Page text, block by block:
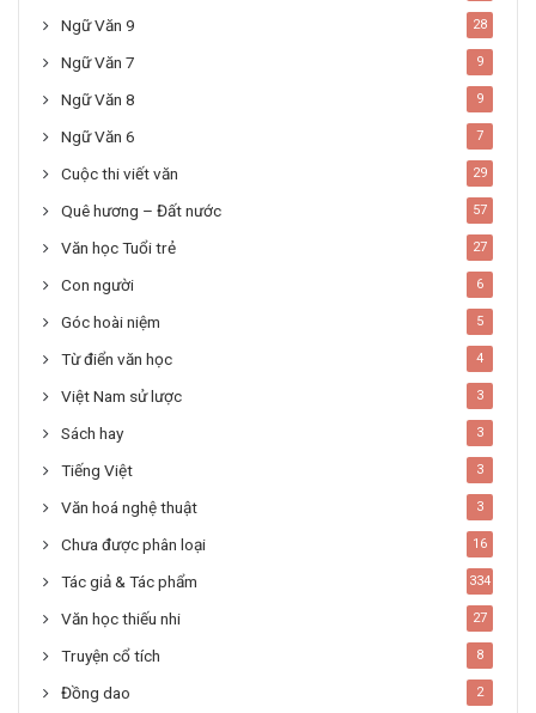
Ngữ Văn 9 28
Ngữ Văn 7 9
Ngữ Văn 8 9
Ngữ Văn 6 7
Cuộc thi viết văn 29
Quê hương – Đất nước 57
Văn học Tuổi trẻ 27
Con người 6
Góc hoài niệm 5
Từ điển văn học 4
Việt Nam sử lược 3
Sách hay 3
Tiếng Việt 3
Văn hoá nghệ thuật 3
Chưa được phân loại 16
Tác giả & Tác phẩm 334
Văn học thiếu nhi 27
Truyện cổ tích 8
Đồng dao 2